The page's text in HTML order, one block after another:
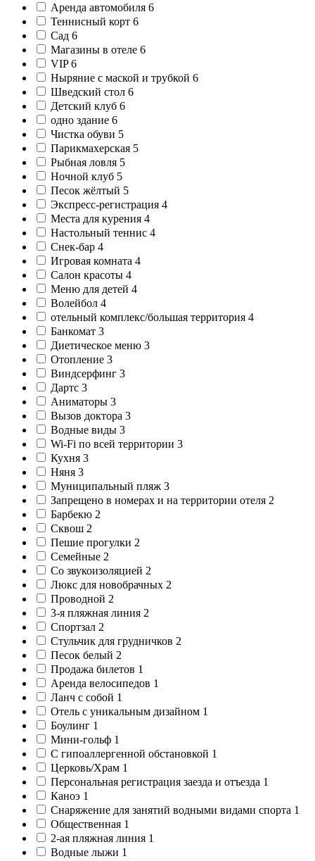
Аренда автомобиля 6
Теннисный корт 6
Сад 6
Магазины в отеле 6
VIP 6
Ныряние с маской и трубкой 6
Шведский стол 6
Детский клуб 6
одно здание 6
Чистка обуви 5
Парикмахерская 5
Рыбная ловля 5
Ночной клуб 5
Песок жёлтый 5
Экспресс-регистрация 4
Места для курения 4
Настольный теннис 4
Снек-бар 4
Игровая комната 4
Салон красоты 4
Меню для детей 4
Волейбол 4
отельный комплекс/большая территория 4
Банкомат 3
Диетическое меню 3
Отопление 3
Виндсерфинг 3
Дартс 3
Аниматоры 3
Вызов доктора 3
Водные виды 3
Wi-Fi по всей территории 3
Кухня 3
Няня 3
Муниципальный пляж 3
Запрещено в номерах и на территории отеля 2
Барбекю 2
Сквош 2
Пешие прогулки 2
Семейные 2
Со звукоизоляцией 2
Люкс для новобрачных 2
Проводной 2
3-я пляжная линия 2
Спортзал 2
Стульчик для грудничков 2
Песок белый 2
Продажа билетов 1
Аренда велосипедов 1
Ланч с собой 1
Отель с уникальным дизайном 1
Боулинг 1
Мини-гольф 1
C гипоаллергенной обстановкой 1
Церковь/Храм 1
Персональная регистрация заезда и отъезда 1
Каноэ 1
Снаряжение для занятий водными видами спорта 1
Общественная 1
2-ая пляжная линия 1
Водные лыжи 1